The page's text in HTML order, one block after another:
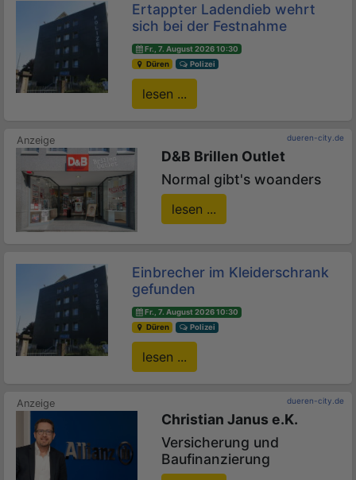
Ertappter Ladendieb wehrt
sich bei der Festnahme
Fr., 7. August 2026 10:30
Düren
Polizei
lesen ...
dueren-city.de
D&B Brillen Outlet
Normal gibt's woanders
lesen ...
Einbrecher im Kleiderschrank
gefunden
Fr., 7. August 2026 10:30
Düren
Polizei
lesen ...
dueren-city.de
Christian Janus e.K.
Versicherung und
Baufinanzierung